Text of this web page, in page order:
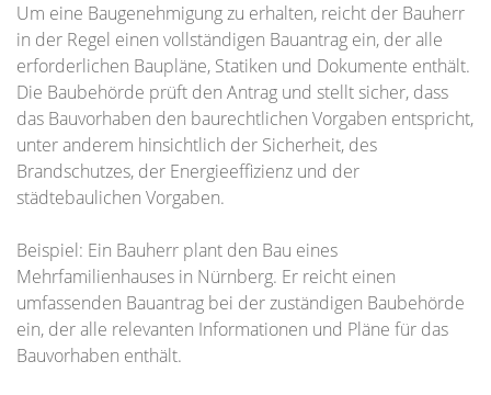
Um eine Baugenehmigung zu erhalten, reicht der Bauherr
in der Regel einen vollständigen Bauantrag ein, der alle
erforderlichen Baupläne, Statiken und Dokumente enthält.
Die Baubehörde prüft den Antrag und stellt sicher, dass
das Bauvorhaben den baurechtlichen Vorgaben entspricht,
unter anderem hinsichtlich der Sicherheit, des
Brandschutzes, der Energieeffizienz und der
städtebaulichen Vorgaben.
Beispiel: Ein Bauherr plant den Bau eines
Mehrfamilienhauses in Nürnberg. Er reicht einen
umfassenden Bauantrag bei der zuständigen Baubehörde
ein, der alle relevanten Informationen und Pläne für das
Bauvorhaben enthält.